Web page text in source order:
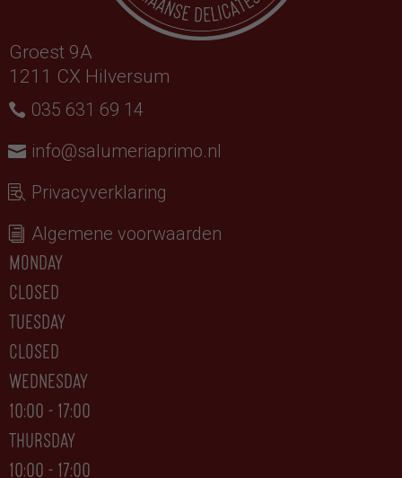
Groest 9A
1211 CX Hilversum
035 631 69 14
info@salumeriaprimo.nl
Privacyverklaring
Algemene voorwaarden
monday
closed
tuesday
CLOSED
wednesday
10:00 - 17:00
thursday
10:00 - 17:00